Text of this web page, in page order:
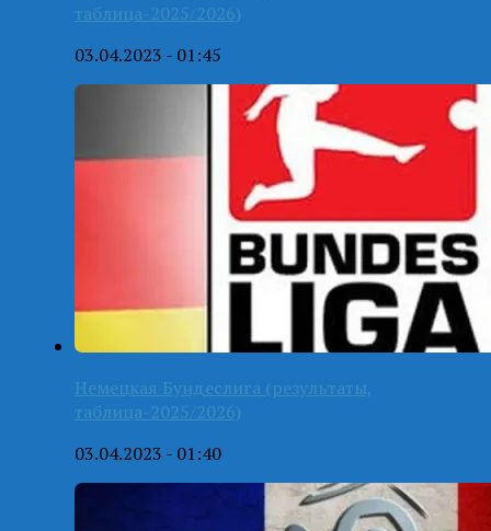
таблица-2025/2026)
03.04.2023 - 01:45
Немецкая Бундеслига (результаты,
таблица-2025/2026)
03.04.2023 - 01:40